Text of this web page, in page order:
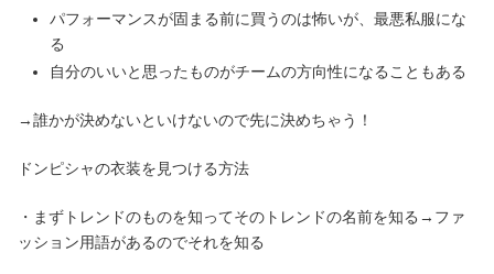
パフォーマンスが固まる前に買うのは怖いが、最悪私服にな
る
自分のいいと思ったものがチームの方向性になることもある
→誰かが決めないといけないので先に決めちゃう！
ドンピシャの衣装を見つける方法
・まずトレンドのものを知ってそのトレンドの名前を知る→ファ
ッション用語があるのでそれを知る